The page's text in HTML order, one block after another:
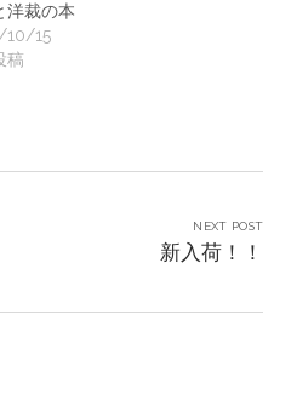
洋裁の本
10/15
稿
NEXT POST
新入荷！！